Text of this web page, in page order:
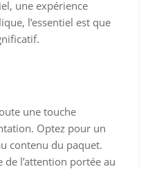
une expérience
l’essentiel est que
une touche
Optez pour un
contenu du paquet.
l’attention portée au